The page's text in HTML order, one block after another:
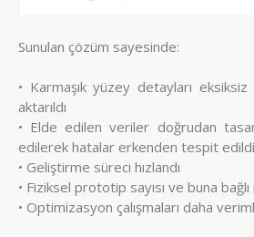
Sunulan çözüm sayesinde:
• Karmaşık yüzey detayları
aktarıldı
• Elde edilen veriler doğrudan
edilerek hatalar erkenden tespit edildi
• Geliştirme süreci hızlandı
• Fiziksel prototip sayısı ve buna
• Optimizasyon çalışmaları daha